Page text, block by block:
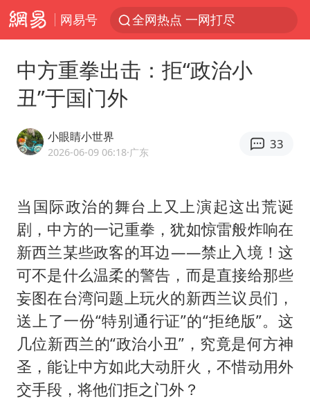
网易号 全网热点 一网打尽
中方重拳出击：拒“政治小
丑”于国门外
小眼睛小世界
2026-06-09 06:18·广东
33
当国际政治的舞台上又上演起这出荒诞
剧，中方的一记重拳，犹如惊雷般炸响在
新西兰某些政客的耳边——禁止入境！这
可不是什么温柔的警告，而是直接给那些
妄图在台湾问题上玩火的新西兰议员们，
送上了一份“特别通行证”的“拒绝版”。这
几位新西兰的“政治小丑”，究竟是何方神
圣，能让中方如此大动肝火，不惜动用外
交手段，将他们拒之门外？